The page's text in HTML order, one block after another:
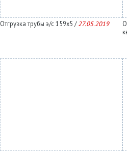
Отгрузка трубы э/с 159х5 / 27.05.2019